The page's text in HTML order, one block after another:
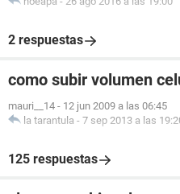
2 respuestas
como subir volumen
mauri__14 - 12 jun 2009 a las 06:45
la tarantula - 7 sep 2013 a las
125 respuestas